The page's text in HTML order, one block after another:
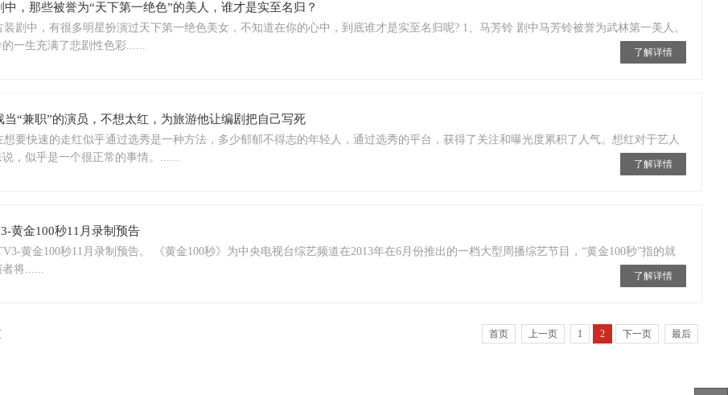
中，那些被誉为“天下第一绝色”的美人，谁才是实至名归？
装剧中，有很多明星扮演过天下第一绝色美女，不知道在你的心中，到底谁才是实至名归呢? 1、马芳铃 剧中马芳铃被誉为武林第一美人。
的一生充满了悲剧性色彩......
了解详情
当“兼职”的演员，不想太红，为旅游他让编剧把自己写死
想要快速的走红似乎通过选秀是一种方法，多少郁郁不得志的年轻人，通过选秀的平台，获得了关注和曝光度累积了人气。想红对于艺人
说，似乎是一个很正常的事情。......
了解详情
黄金100秒11月录制预告
黄金100秒11月录制预告。 《黄金100秒》为中央电视台综艺频道在2013年在6月份推出的一档大型周播综艺节目，“黄金100秒”指的就
者将......
了解详情
首页 上一页 1 2 下一页 最后